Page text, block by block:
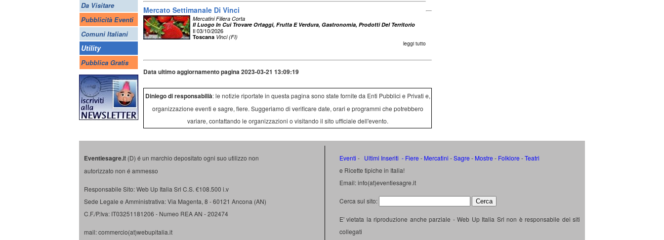
Da Visitare
Pubblicità Eventi
Comuni Italiani
Utility
Pubblica Gratis
Mercato Settimanale Di Vinci
Mercatini Filiera Corta
Il Luogo In Cui Trovare Ortaggi, Frutta E Verdura, Gastronomia, Prodotti Del Territorio
Il 03/10/2026
Toscana Vinci (FI)
leggi tutto
Data ultimo aggiornamento pagina 2023-03-21 13:09:19
Diniego di responsabilià: le notizie riportate in questa pagina sono state fornite da Enti Pubblici e Privati e,
organizzazione eventi e sagre, fiere. Suggeriamo di verificare date, orari e programmi che potrebbero
variare, contattando le organizzazioni o visitando il sito ufficiale dell'evento.
Eventiesagre.it (D) é un marchio depositato ogni suo utilizzo non
autorizzato non é ammesso
Responsabile Sito: Web Up Italia Srl C.S. €108.500 i.v
Sede Legale e Amministrativa: Via Magenta, 8 - 60121 Ancona (AN)
C.F./P.Iva: IT03251181206 - Numeo REA AN - 202474
mail: commercio(at)webupitalia.it
Eventi - Ultimi Inseriti - Fiere - Mercatini -Sagre - Mostre - Folklore -Teatri
e Ricette tipiche in Italia!
Email: info(at)eventiesagre.it
Cerca sul sito:
E' vietata la riproduzione anche parziale - Web Up Italia Srl non è responsabile dei siti
collegati